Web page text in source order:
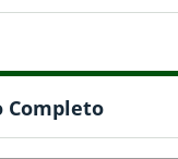
Completo